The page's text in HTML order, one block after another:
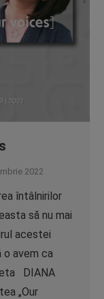
2022
întâlnirilor
să nu mai
acestei
o avem ca
DIANA
„Our